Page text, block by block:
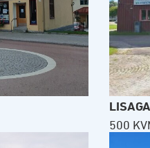
500